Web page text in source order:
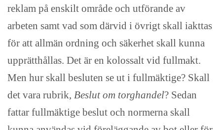
reklam på enskilt område och utförande av
arbeten samt vad som därvid i övrigt skall iakttas
för att allmän ordning och säkerhet skall kunna
upprätthållas. Det är en kolossalt vid fullmakt.
Men hur skall besluten se ut i fullmäktige? Skall
det vara rubrik, Beslut om torghandel? Sedan
fattar fullmäktige beslut och normerna skall